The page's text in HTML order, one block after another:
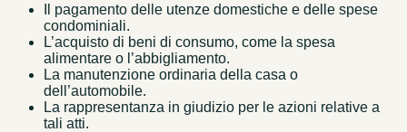
Il pagamento delle utenze domestiche e delle spese
condominiali.
L’acquisto di beni di consumo, come la spesa
alimentare o l’abbigliamento.
La manutenzione ordinaria della casa o
dell’automobile.
La rappresentanza in giudizio per le azioni relative a
tali atti.